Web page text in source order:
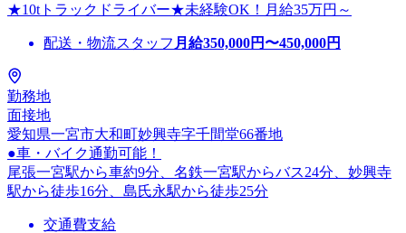
★10tトラックドライバー★未経験OK！月給35万円～
配送・物流スタッフ 月給350,000円〜450,000円
勤務地
面接地
愛知県一宮市大和町妙興寺字千間堂66番地
●車・バイク通勤可能！
尾張一宮駅から車約9分、名鉄一宮駅からバス24分、妙興寺
駅から徒歩16分、島氏永駅から徒歩25分
交通費支給